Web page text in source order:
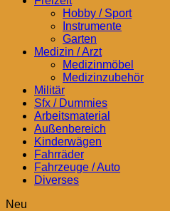
Hobby / Sport
Instrumente
Garten
Medizin / Arzt
Medizinmöbel
Medizinzubehör
Militär
Sfx / Dummies
Arbeitsmaterial
Außenbereich
Kinderwägen
Fahrräder
Fahrzeuge / Auto
Diverses
Neu